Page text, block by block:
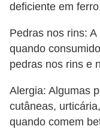
deficiente em
Pedras nos rins:
quando
pedras nos rins e
Alergia: Algumas
cutâneas,
quando comem